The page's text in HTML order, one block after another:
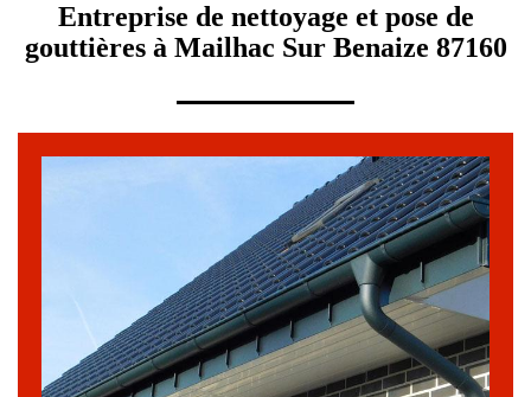
Entreprise de nettoyage et pose de
gouttières à Mailhac Sur Benaize 87160